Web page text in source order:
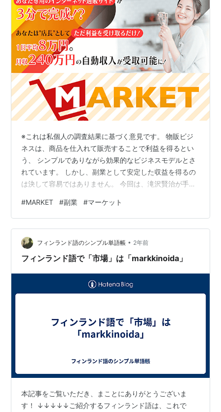
※これは私個人の調査結果に基づく意見です。 物販ビジ
ネスは、商品を仕入れて販売することで利益を得るとい
う、 シンプルでありながら効果的なビジネスモデルとさ
れています。 しかし、副業として安定した収益を得るの
は決して容易ではありません。 今回は、滝沢賢治が手掛
た。 副業に興味がある方は、ぜひこの記事を参考にして
いただければと思います。 ༶ ༶ ༶ ༶ ༶ ༶ ༶ ༶ ༶ ༶ ༶ ༶ ༶ ༶ ༶ ༶
༶ ༶༶ ༶ ༶ ༶ ༶ ༶ ༶ ༶ ༶ ༶ ༶ ༶ ༶ ༶ ༶ ༶ ༶ ༶༶ ༶ ༶ ༶ ༶ ༶ ༶ 物販ス
クール「滝沢賢治によるMARKET（マ…
#MARKET #副業 #マーケット
フィンランド語のシンプル単語帳 • 2年前
フィンランド語で「市場」は「markkinoida」
本記事をご覧いただき、まことにありがとうございま
す！ ↓↓↓↓↓ご紹介するフィンランド語は、これで